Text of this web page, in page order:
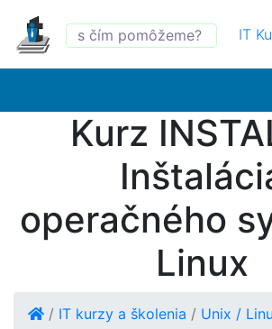
IT
Kurz
operačného
Linux
/ IT kurzy a školenia / Unix /